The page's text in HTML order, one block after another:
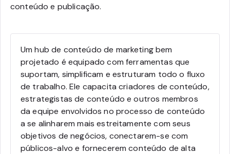
conteúdo e publicação.
Um hub de conteúdo de marketing bem
projetado é equipado com ferramentas que
suportam, simplificam e estruturam todo o fluxo
de trabalho. Ele capacita criadores de conteúdo,
estrategistas de conteúdo e outros membros
da equipe envolvidos no processo de conteúdo
a se alinharem mais estreitamente com seus
objetivos de negócios, conectarem-se com
públicos-alvo e fornecerem conteúdo de alta